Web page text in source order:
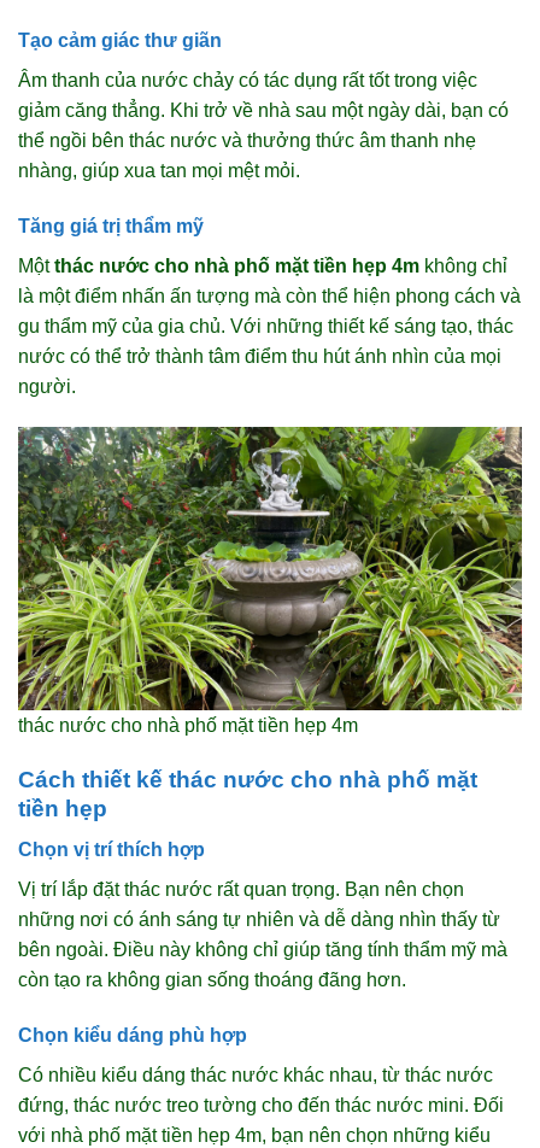
Tạo cảm giác thư giãn
Âm thanh của nước chảy có tác dụng rất tốt trong việc
giảm căng thẳng. Khi trở về nhà sau một ngày dài, bạn có
thể ngồi bên thác nước và thưởng thức âm thanh nhẹ
nhàng, giúp xua tan mọi mệt mỏi.
Tăng giá trị thẩm mỹ
Mộtthác nước cho nhà phố mặt tiền hẹp 4m không chỉ
là một điểm nhấn ấn tượng mà còn thể hiện phong cách và
gu thẩm mỹ của gia chủ. Với những thiết kế sáng tạo, thác
nước có thể trở thành tâm điểm thu hút ánh nhìn của mọi
người.
thác nước cho nhà phố mặt tiền hẹp 4m
Cách thiết kế thác nước cho nhà phố mặt
tiền hẹp
Chọn vị trí thích hợp
Vị trí lắp đặt thác nước rất quan trọng. Bạn nên chọn
những nơi có ánh sáng tự nhiên và dễ dàng nhìn thấy từ
bên ngoài. Điều này không chỉ giúp tăng tính thẩm mỹ mà
còn tạo ra không gian sống thoáng đãng hơn.
Chọn kiểu dáng phù hợp
Có nhiều kiểu dáng thác nước khác nhau, từ thác nước
đứng, thác nước treo tường cho đến thác nước mini. Đối
với nhà phố mặt tiền hẹp 4m, bạn nên chọn những kiểu